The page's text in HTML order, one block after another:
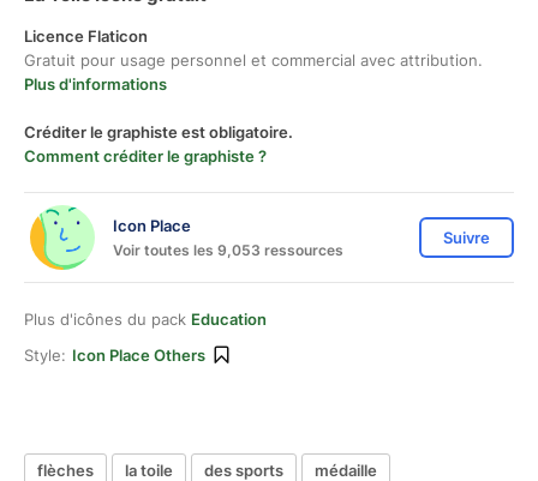
Licence Flaticon
Gratuit pour usage personnel et commercial avec attribution.
Plus d'informations
Créditer le graphiste est obligatoire.
Comment créditer le graphiste ?
Icon Place
Voir toutes les 9,053 ressources
Suivre
Plus d'icônes du pack Education
Style: Icon Place Others
flèches la toile des sports
médaille